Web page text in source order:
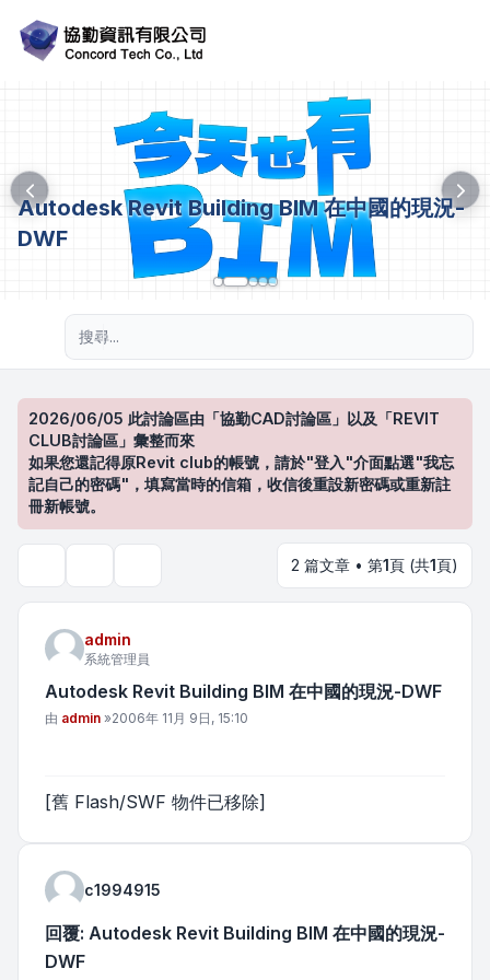
Autodesk Revit Building BIM 在中國的現況-
DWF
2026/06/05 此討論區由「協勤CAD討論區」以及「REVIT
CLUB討論區」彙整而來
如果您還記得原Revit club的帳號，請於"登入"介面點選"我忘
記自己的密碼"，填寫當時的信箱，收信後重設新密碼或重新註
冊新帳號。
2 篇文章 • 第1頁 (共1頁)
admin
系統管理員
Autodesk Revit Building BIM 在中國的現況-DWF
文章
由 admin »2006年 11月 9日, 15:10
[舊 Flash/SWF 物件已移除]
c1994915
回覆: Autodesk Revit Building BIM 在中國的現況-
DWF